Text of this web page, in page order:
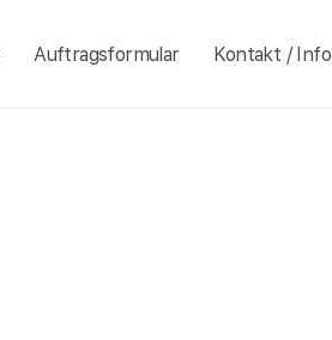
Auftragsformular Kontakt / Info